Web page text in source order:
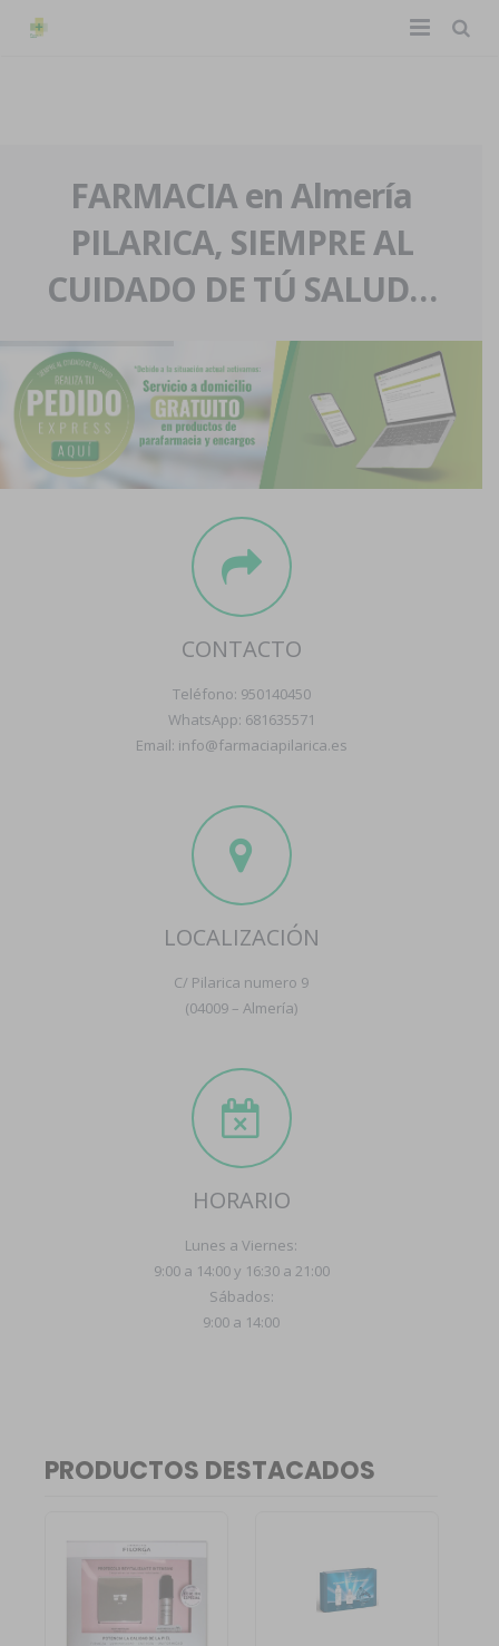
La farmacia
Nuestra historia
Nuestro equipo
Eventos
Servicios y reservas
Pedidos express
Blog
Contacto
Boletín
FARMACIA en Almería
PILARICA, SIEMPRE AL
CUIDADO DE TÚ SALUD…
CONTACTO
Teléfono: 950140450
WhatsApp: 681635571
Email: info@farmaciapilarica.es
LOCALIZACIÓN
C/ Pilarica numero 9
(04009 – Almería)
HORARIO
Lunes a Viernes:
9:00 a 14:00 y 16:30 a 21:00
Sábados:
9:00 a 14:00